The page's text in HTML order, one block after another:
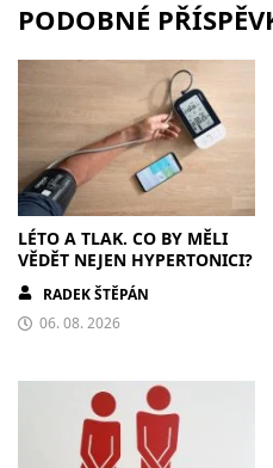
PODOBNÉ
LÉTO A TLAK. CO BY MĚLI
VĚDĚT NEJEN HYPERTONICI?
RADEK ŠTĚPÁN
06. 08. 2026